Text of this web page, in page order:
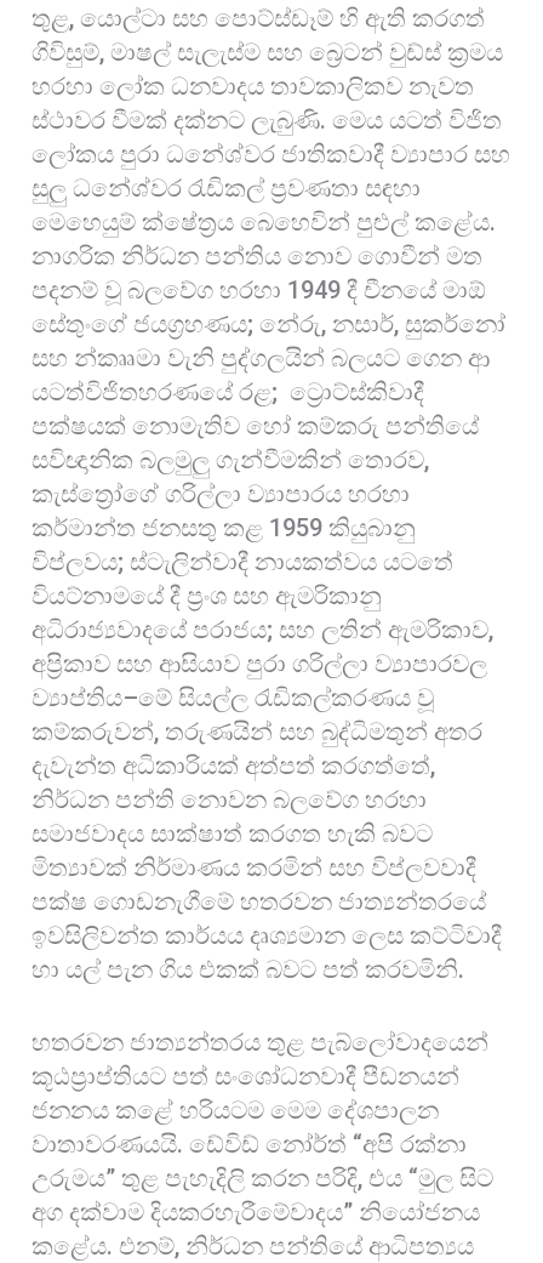
තුළ, යොල්ටා සහ පොට්ස්ඩෑම් හි ඇති කරගත්
ගිවිසුම්, මාෂල් සැලැස්ම සහ බ්‍රෙටන් වුඩ්ස් ක්‍රමය
හරහා ලෝක ධනවාදය තාවකාලිකව නැවත
ස්ථාවර වීමක් දක්නට ලැබුණි. මෙය යටත් විජිත
ලෝකය පුරා ධනේශ්වර ජාතිකවාදී ව්‍යාපාර සහ
සුලු ධනේශ්වර රැඩිකල් ප්‍රවණතා සඳහා
මෙහෙයුම් ක්ෂේත්‍රය බෙහෙවින් පුළුල් කළේය.
නාගරික නිර්ධන පන්තිය නොව ගොවීන් මත
පදනම් වූ බලවේග හරහා 1949 දී චීනයේ මාඕ
සේතුංගේ ජයග්‍රහණය; නේරු, නසාර්, සුකර්නෝ
සහ න්කෲමා වැනි පුද්ගලයින් බලයට ගෙන ආ
යටත්විජිතහරණයේ රළ; ට්‍රොට්ස්කිවාදී
පක්ෂයක් නොමැතිව හෝ කම්කරු පන්තියේ
සවිඥානික බලමුලු ගැන්වීමකින් තොරව,
කැස්ත්‍රෝගේ ගරිල්ලා ව්‍යාපාරය හරහා
කර්මාන්ත ජනසතු කළ 1959 කියුබානු
විප්ලවය; ස්ටැලින්වාදී නායකත්වය යටතේ
වියට්නාමයේ දී ප්‍රංශ සහ ඇමරිකානු
අධිරාජ්‍යවාදයේ පරාජය; සහ ලතින් ඇමරිකාව,
අප්‍රිකාව සහ ආසියාව පුරා ගරිල්ලා ව්‍යාපාරවල
ව්‍යාප්තිය–මේ සියල්ල රැඩිකල්කරණය වූ
කම්කරුවන්, තරුණයින් සහ බුද්ධිමතුන් අතර
දැවැන්ත අධිකාරියක් අත්පත් කරගත්තේ,
නිර්ධන පන්ති නොවන බලවේග හරහා
සමාජවාදය සාක්ෂාත් කරගත හැකි බවට
මිත්‍යාවක් නිර්මාණය කරමින් සහ විප්ලවවාදී
පක්ෂ ගොඩනැගීමේ හතරවන ජාත්‍යන්තරයේ
ඉවසිලිවන්ත කාර්යය දෘශ්‍යමාන ලෙස කට්ටිවාදී
හා යල් පැන ගිය එකක් බවට පත් කරවමිනි.
හතරවන ජාත්‍යන්තරය තුළ පැබ්ලෝවාදයෙන්
කූඨප්‍රාප්තියට පත් සංශෝධනවාදී පීඩනයන්
ජනනය කළේ හරියටම මෙම දේශපාලන
වාතාවරණයයි. ඩේවිඩ් නෝර්ත් “අපි රක්නා
උරුමය” තුළ පැහැදිලි කරන පරිදි, එය “මුල සිට
අග දක්වාම දියකරහැරීමේවාදය” නියෝජනය
කළේය. එනම්, නිර්ධන පන්තියේ ආධිපත්‍යය